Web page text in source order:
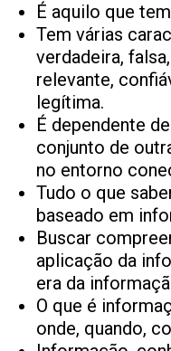
É aquilo que
Tem várias
verdadeira,
relevante,
legítima.
É dependente
conjunto de
no entorno
Tudo o que
baseado em
Buscar
aplicação da
era da
O que é
onde, quando,